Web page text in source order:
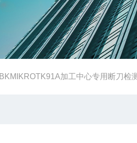
BKMIKROTK91A加工中心专用断刀检测